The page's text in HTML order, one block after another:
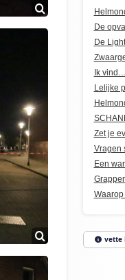
De
De
Ik vind…
Lelijke
Zet je
Vragen
Een
vette